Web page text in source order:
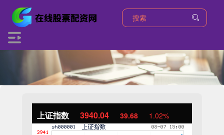
上证指数 3940.04 39.68 1.02%